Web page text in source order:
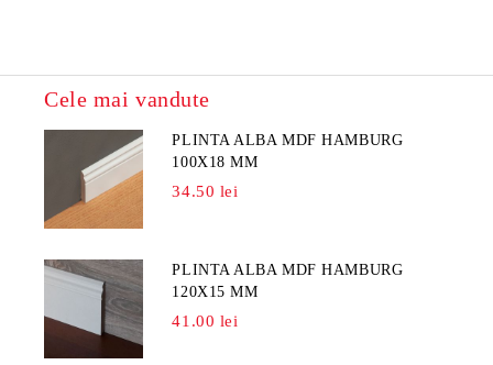
Cele mai vandute
PLINTA ALBA MDF HAMBURG
100X18 MM
34.50 lei
PLINTA ALBA MDF HAMBURG
120X15 MM
41.00 lei